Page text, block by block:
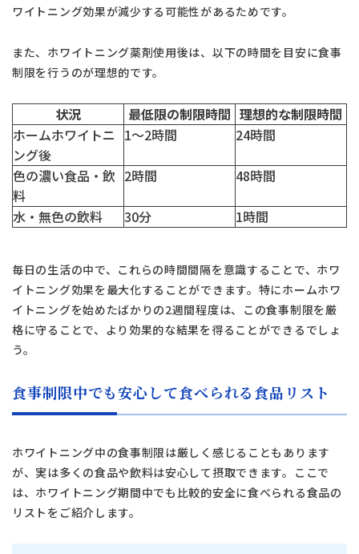
ワイトニング効果が減少する可能性があるためです。
また、ホワイトニング薬剤使用後は、以下の時間を目安に食事
制限を行うのが理想的です。
状況 最低限の制限時間 理想的な制限時間
ホームホワイトニ
ング後
1〜2時間 24時間
色の濃い食品・飲
料
2時間 48時間
水・無色の飲料 30分 1時間
毎日の生活の中で、これらの時間間隔を意識することで、ホワ
イトニング効果を最大化することができます。特にホームホワ
イトニングを始めたばかりの2週間程度は、この食事制限を厳
格に守ることで、より効果的な結果を得ることができるでしょ
う。
食事制限中でも安心して食べられる食品リスト
ホワイトニング中の食事制限は厳しく感じることもあります
が、実は多くの食品や飲料は安心して摂取できます。ここで
は、ホワイトニング期間中でも比較的安全に食べられる食品の
リストをご紹介します。